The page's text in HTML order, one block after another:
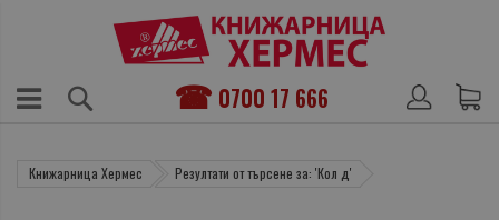
0700 17 666
Книжарница Хермес Резултати от търсене за: 'Кол д'